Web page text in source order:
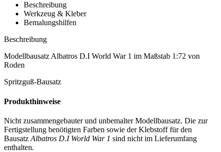
Beschreibung
Werkzeug & Kleber
Bemalungshilfen
Beschreibung
Modellbausatz Albatros D.I World War 1 im Maßstab 1:72 von
Roden
Spritzguß-Bausatz
Produkthinweise
Nicht zusammengebauter und unbemalter Modellbausatz. Die zur
Fertigstellung benötigten Farben sowie der Klebstoff für den
Bausatz Albatros D.I World War 1 sind nicht im Lieferumfang
enthalten.